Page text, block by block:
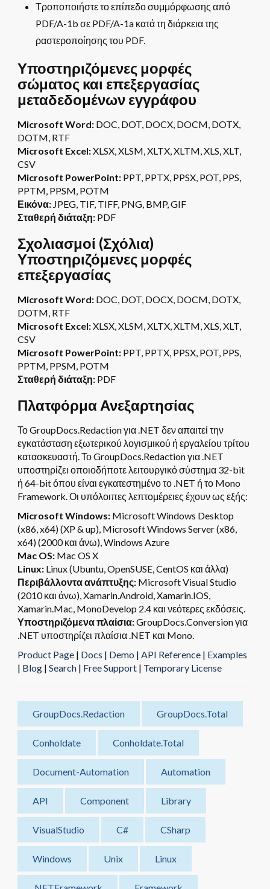
Τροποποιήστε το επίπεδο συμμόρφωσης από
PDF/A-1b σε PDF/A-1a κατά τη διάρκεια της
ραστεροποίησης του PDF.
Υποστηριζόμενες μορφές
σώματος και επεξεργασίας
μεταδεδομένων εγγράφου
Microsoft Word: DOC, DOT, DOCX, DOCM, DOTX,
DOTM, RTF
Microsoft Excel:XLSX, XLSM, XLTX, XLTM, XLS, XLT,
CSV
Microsoft PowerPoint: PPT, PPTX, PPSX, POT, PPS,
PPTM, PPSM, POTM
Εικόνα: JPEG, TIF, TIFF, PNG, BMP, GIF
Σταθερή διάταξη: PDF
Σχολιασμοί (Σχόλια)
Υποστηριζόμενες μορφές
επεξεργασίας
Microsoft Word: DOC, DOT, DOCX, DOCM, DOTX,
DOTM, RTF
Microsoft Excel:XLSX, XLSM, XLTX, XLTM, XLS, XLT,
CSV
Microsoft PowerPoint: PPT, PPTX, PPSX, POT, PPS,
PPTM, PPSM, POTM
Σταθερή διάταξη: PDF
Πλατφόρμα Ανεξαρτησίας
Το GroupDocs.Redaction για .NET δεν απαιτεί την
εγκατάσταση εξωτερικού λογισμικού ή εργαλείου τρίτου
κατασκευαστή. Το GroupDocs.Redaction για .NET
υποστηρίζει οποιοδήποτε λειτουργικό σύστημα 32-bit
ή 64-bit όπου είναι εγκατεστημένο το .NET ή το Mono
Framework. Οι υπόλοιπες λεπτομέρειες έχουν ως εξής:
Microsoft Windows: Microsoft Windows Desktop
(x86, x64) (XP & up), Microsoft Windows Server (x86,
x64) (2000 και άνω), Windows Azure
Mac OS: Mac OS X
Linux: Linux (Ubuntu, OpenSUSE, CentOS και άλλα)
Περιβάλλοντα ανάπτυξης: Microsoft Visual Studio
(2010 και άνω), Xamarin.Android, Xamarin.IOS,
Xamarin.Mac, MonoDevelop 2.4 και νεότερες εκδόσεις.
Υποστηριζόμενα πλαίσια:GroupDocs.Conversion για
.NET υποστηρίζει πλαίσια .NET και Mono.
Product Page | Docs | Demo | API Reference | Examples
| Blog | Search | Free Support | Temporary License
GroupDocs.Redaction GroupDocs.Total
Conholdate Conholdate.Total
Document-Automation Automation
API Component Library
VisualStudio C# CSharp
Windows Unix Linux